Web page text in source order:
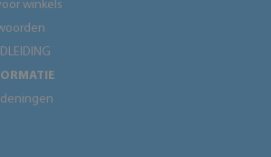
winkels